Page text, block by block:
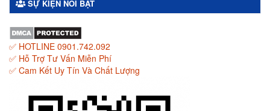
SỰ KIỆN NỔI BẬT
✅ HOTLINE 0901.742.092
✅ Hỗ Trợ Tư Vấn Miễn Phí
✅ Cam Kết Uy Tín Và Chất Lượng